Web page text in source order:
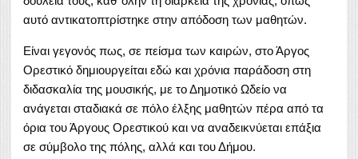
αυτό αντικατοπτρίστηκε στην απόδοση των μαθητών.
Είναι γεγονός πως, σε πείσμα των καιρών, στο Άργος
Ορεστικό δημιουργείται εδώ και χρόνια παράδοση στη
διδασκαλία της μουσικής, με το Δημοτικό Ωδείο να
ανάγεται σταδιακά σε πόλο έλξης μαθητών πέρα από τα
όρια του Άργους Ορεστικού και να αναδεικνύεται επάξια
σε σύμβολο της πόλης, αλλά και του Δήμου.